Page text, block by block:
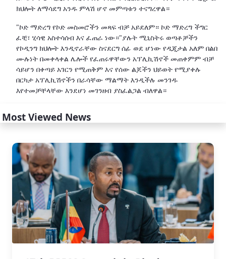
ክህሎት ለማሳደግ አንዱ ምላሽ ሆኖ መምጣቱን ተናግረዋል።
"ኮድ ማድረግ የኮድ መስመሮችን መጻፍ ብቻ አይደለም። ኮድ ማድረግ ችግር
ፈቺ፣ ሂሳዊ አስተሳሰብ እና ፈጠራ ነው።"ያሉት ሚኒስትሩ ወጣቶቻችን
የኮዲንግ ክህሎት እንዲኖራቸው ስናደርግ ሰፊ ወደ ሆነው የዲጂታል አለም በልበ
ሙሉነት በመቀላቀል ሌሎች የፈጠሩዋቸውን አፕሊኪሽኖች መጠቀምም ብቻ
ሳይሆን በቀጣይ አገርን የሚጠቅም እና የሰው ልጆችን ህይወት የሚያቀሉ
በርካታ አፕሊኪሽኖችን በራሳቸው ማልማት እንዲችሉ መንገዱ
እየተመቻቸላቸው እንደሆነ መገንዘብ ያስፈልጋል ብለዋል።
Most Viewed News